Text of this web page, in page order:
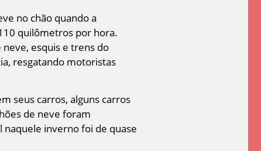
no chão quando a
quilômetros por hora.
esquis e trens do
resgatando motoristas
seus carros, alguns carros
de neve foram
naquele inverno foi de quase